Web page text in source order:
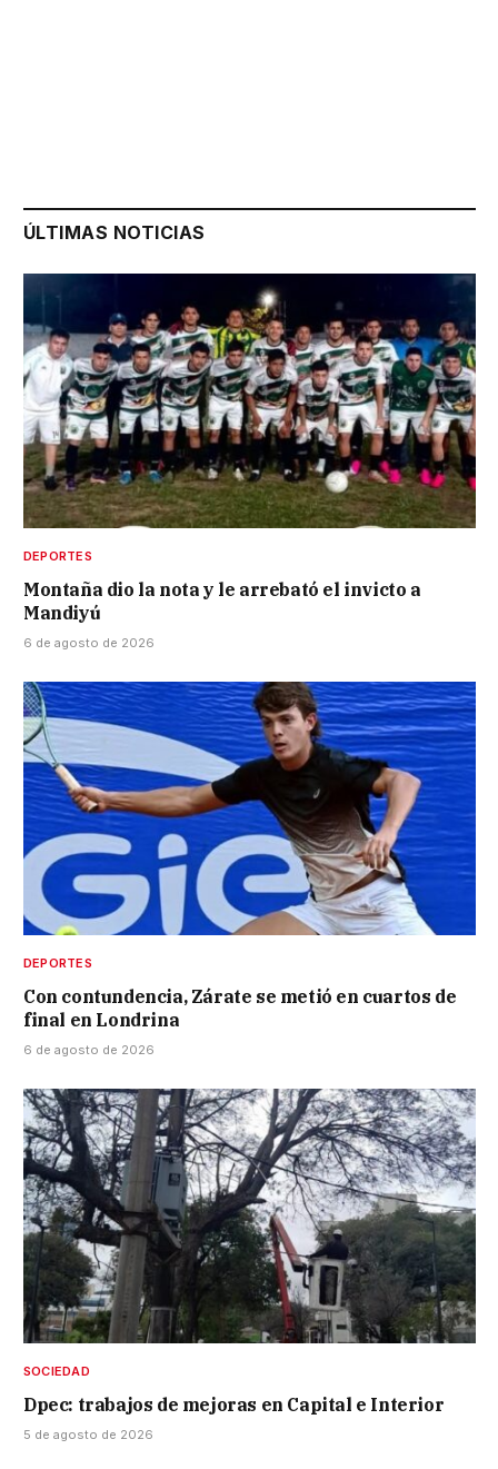
ÚLTIMAS NOTICIAS
DEPORTES
Montaña dio la nota y le arrebató el invicto a
Mandiyú
6 de agosto de 2026
DEPORTES
Con contundencia, Zárate se metió en cuartos de
final en Londrina
6 de agosto de 2026
SOCIEDAD
Dpec: trabajos de mejoras en Capital e Interior
5 de agosto de 2026